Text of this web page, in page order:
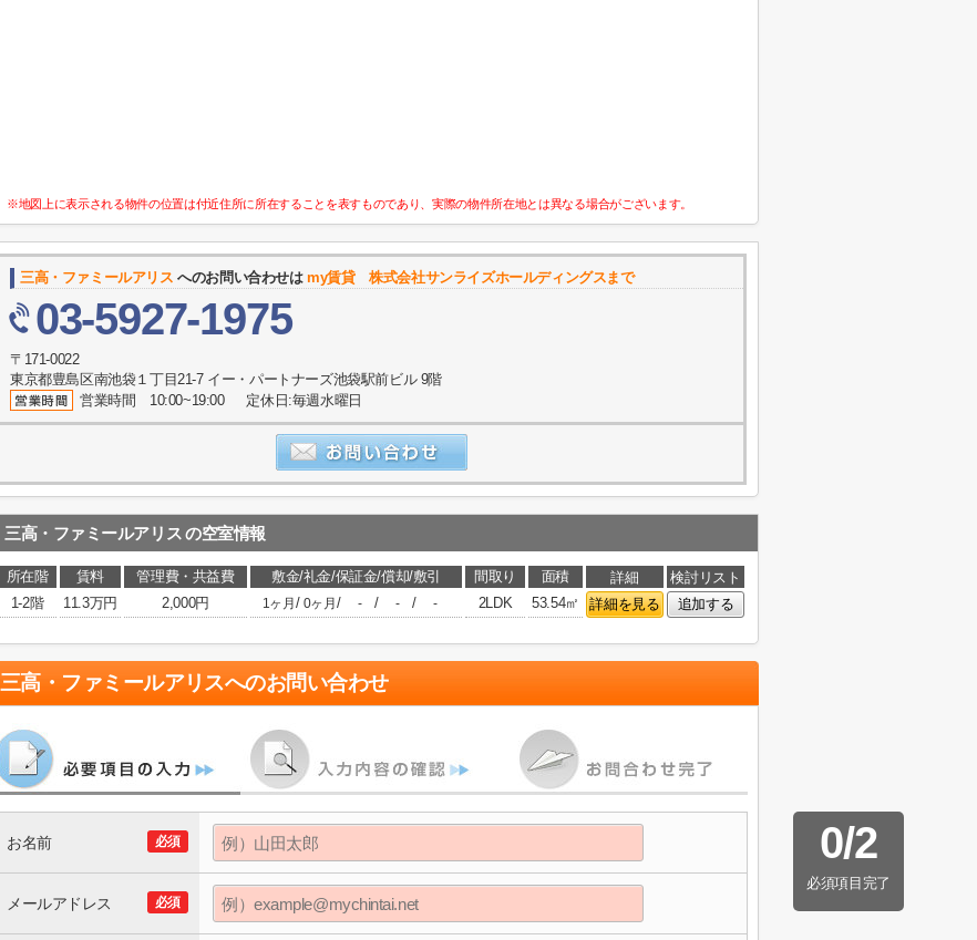
※地図上に表示される物件の位置は付近住所に所在することを表すものであり、実際の物件所在地とは異なる場合がございます。
三高・ファミールアリス へのお問い合わせはmy賃貸 株式会社サンライズホールディングスまで
03-5927-1975
〒171-0022
東京都豊島区南池袋１丁目21-7 イー・パートナーズ池袋駅前ビル 9階
営業時間 10:00~19:00 定休日:毎週水曜日
三高・ファミールアリス の空室情報
所在階 賃料 管理費・共益費 敷金/礼金/保証金/償却/敷引 間取り 面積 詳細
検討リスト
1-2階
11.3万円 2,000円 1ヶ月 / 0ヶ月 / - / - / - 2LDK 53.54㎡ 詳細を見る 追加する
三高・ファミールアリスへのお問い合わせ
0/2
必須項目完了
必須
お名前
必須
メールアドレス